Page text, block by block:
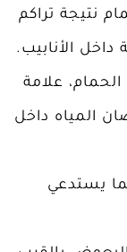
نتيجة تراكم
داخل الأنابيب.
الحمام، علامة
المياه داخل
يستدعي